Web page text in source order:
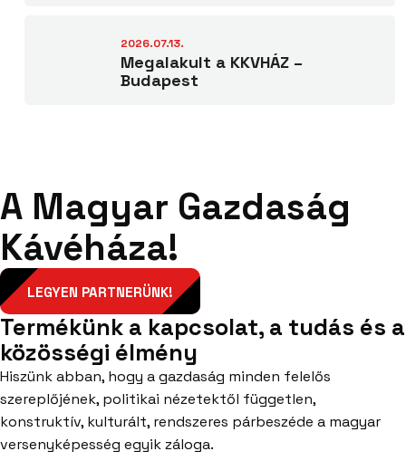
2026.07.13.
Megalakult a KKVHÁZ –
Budapest
A Magyar Gazdaság
Kávéháza!
LEGYEN PARTNERÜNK!
Termékünk a kapcsolat, a tudás és a
közösségi élmény
Hiszünk abban, hogy a gazdaság minden felelős
szereplőjének, politikai nézetektől független,
konstruktív, kulturált, rendszeres párbeszéde a magyar
versenyképesség egyik záloga.